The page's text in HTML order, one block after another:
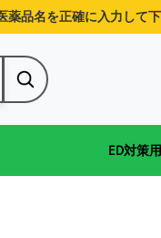
品名を正確に入力して下
ED対策